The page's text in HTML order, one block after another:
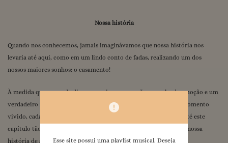
Esse site possui uma playlist musical. Deseja
Nossa história
Quando nos conhecemos, jamais imaginávamos que nossa história nos
levaria até aqui, como em um lindo conto de fadas, realizando um dos
nossos maiores sonhos: o casamento!
À medida que o grande dia se aproxima, o coração se enche de emoção e um
verdadeiro filme passa pela nossa mente, trazendo à tona cada momento
vivido, cada desafio superado e cada lembrança que nos trouxe até este
capítulo tão especial. E como é bom revisitar cada pedacinho da nossa
história de amor.